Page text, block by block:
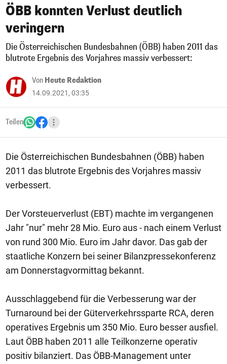
ÖBB konnten Verlust deutlich
veringern
Die Österreichischen Bundesbahnen (ÖBB) haben 2011 das
blutrote Ergebnis des Vorjahres massiv verbessert:
Von Heute Redaktion
14.09.2021, 03:35
Teilen
Die Österreichischen Bundesbahnen (ÖBB) haben
2011 das blutrote Ergebnis des Vorjahres massiv
verbessert.
Der Vorsteuerverlust (EBT) machte im vergangenen
Jahr "nur" mehr 28 Mio. Euro aus - nach einem Verlust
von rund 300 Mio. Euro im Jahr davor. Das gab der
staatliche Konzern bei seiner Bilanzpressekonferenz
am Donnerstagvormittag bekannt.
Ausschlaggebend für die Verbesserung war der
Turnaround bei der Güterverkehrssparte RCA, deren
operatives Ergebnis um 350 Mio. Euro besser ausfiel.
Laut ÖBB haben 2011 alle Teilkonzerne operativ
positiv bilanziert. Das ÖBB-Management unter